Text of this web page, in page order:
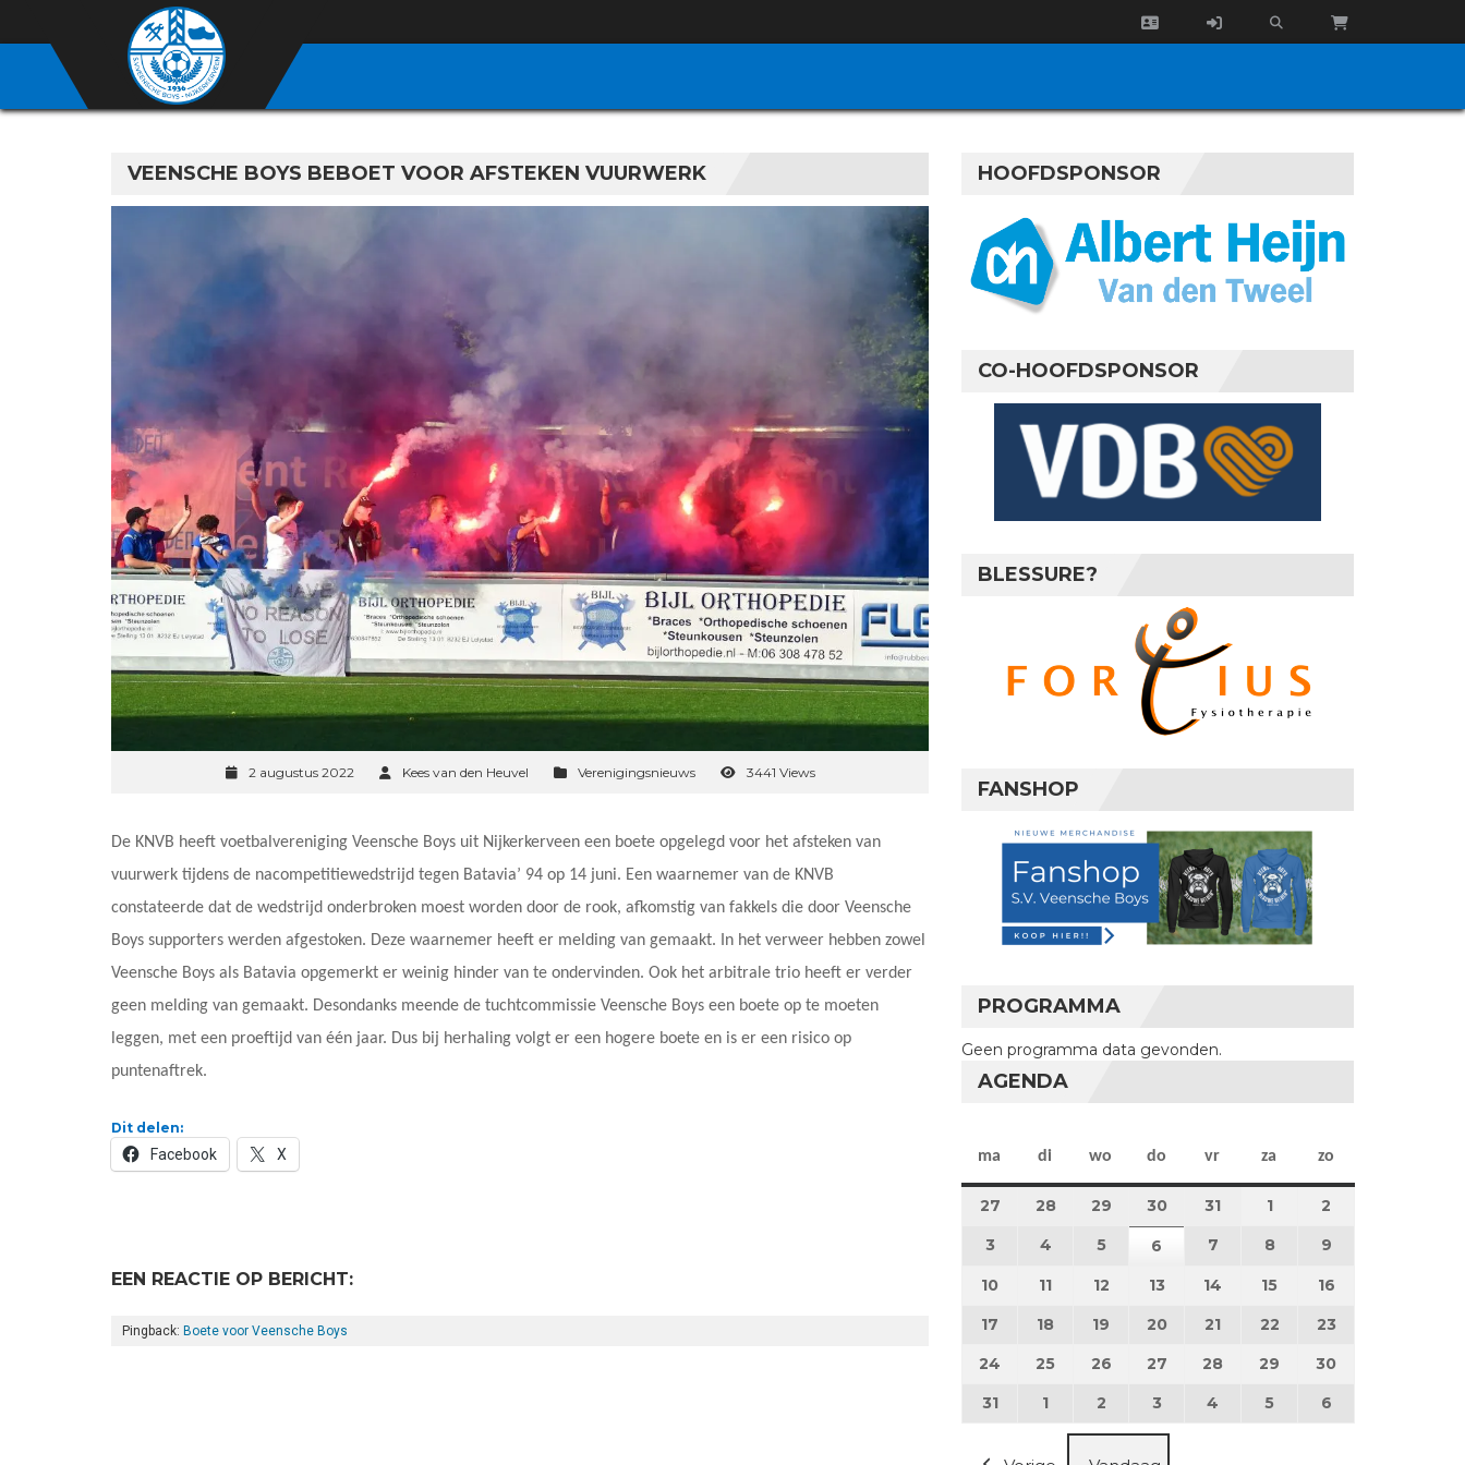
VEENSCHE BOYS BEBOET VOOR AFSTEKEN VUURWERK
2 augustus 2022 Kees van den Heuvel Verenigingsnieuws 3441 Views
De KNVB heeft voetbalvereniging Veensche Boys uit Nijkerkerveen een boete opgelegd voor het afsteken van
vuurwerk tijdens de nacompetitiewedstrijd tegen Batavia’ 94 op 14 juni. Een waarnemer van de KNVB
constateerde dat de wedstrijd onderbroken moest worden door de rook, afkomstig van fakkels die door Veensche
Boys supporters werden afgestoken. Deze waarnemer heeft er melding van gemaakt. In het verweer hebben zowel
Veensche Boys als Batavia opgemerkt er weinig hinder van te ondervinden. Ook het arbitrale trio heeft er verder
geen melding van gemaakt. Desondanks meende de tuchtcommissie Veensche Boys een boete op te moeten
leggen, met een proeftijd van één jaar. Dus bij herhaling volgt er een hogere boete en is er een risico op
puntenaftrek.
Dit delen:
Facebook X
EEN REACTIE OP BERICHT:
Pingback: Boete voor Veensche Boys
HOOFDSPONSOR
CO-HOOFDSPONSOR
BLESSURE?
FANSHOP
PROGRAMMA
Geen programma data gevonden.
AGENDA
ma maandag
di dinsdag
wo woensdag
do donderdag
vr vrijdag
za zaterdag
zo
27 27 juli 2026
28 28 juli 2026
29 29 juli 2026
3030 juli 2026
31 31 juli 2026
11 augustus 2026
2
3 3 augustus 2026
4 4 augustus 2026
55 augustus 2026
6 6 augustus 2026
7 7 augustus 2026
8 8 augustus 2026
9
10 10 augustus 2026
11 11 augustus 2026
12 12 augustus 2026
13 13 augustus 2026
14 14 augustus 2026
15 15 augustus 2026
16
17 17 augustus 2026
18 18 augustus 2026
19 19 augustus 2026
20 20 augustus 2026
21 21 augustus 2026
22 22 augustus 2026
23
24 24 augustus 2026
25 25 augustus 2026
26 26 augustus 2026
27 27 augustus 2026
28 28 augustus 2026
29 29 augustus 2026
30
3131 augustus 2026
1 1 september 2026
2 2 september 2026
3 3 september 2026
4 4 september 2026
5 5 september 2026
6